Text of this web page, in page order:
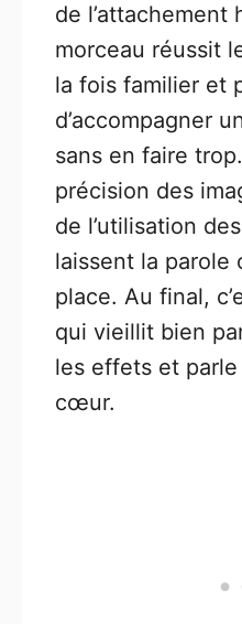
de l’attachement
morceau réussit
la fois familier et
d’accompagner
sans en faire
précision des
de l’utilisation
laissent la parole
place. Au final,
qui vieillit bien
les effets et
cœur.